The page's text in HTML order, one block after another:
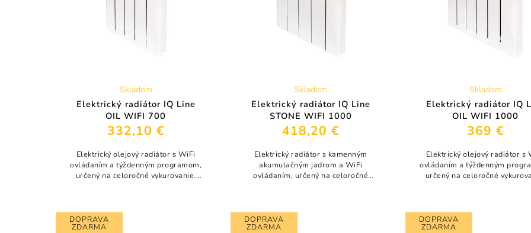
Elektrický radiátor IQ Line
OIL WIFI 700
Skladom
332,10 €
Elektrický olejový radiátor s WiFi
ovládaním a týždenným programom,
určený na celoročné vykurovanie.
Elektrický radiátor IQ Line
STONE WIFI 1000
Skladom
418,20 €
Elektrický radiátor s kamenným
akumulačným jadrom a WiFi
ovládaním, určený na celoročné
Elektrický radiátor IQ
OIL WIFI 1000
Skladom
369 €
Elektrický olejový radiátor s
ovládaním a týždenným
určený na celoročné
DOPRAVA
ZDARMA
DOPRAVA
ZDARMA
DOPRAVA
ZDARMA